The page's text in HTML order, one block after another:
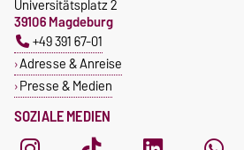
SOZIALE MEDIEN
Universitätsplatz 2
39106 Magdeburg
+49 391 67-01
Adresse & Anreise
Presse & Medien